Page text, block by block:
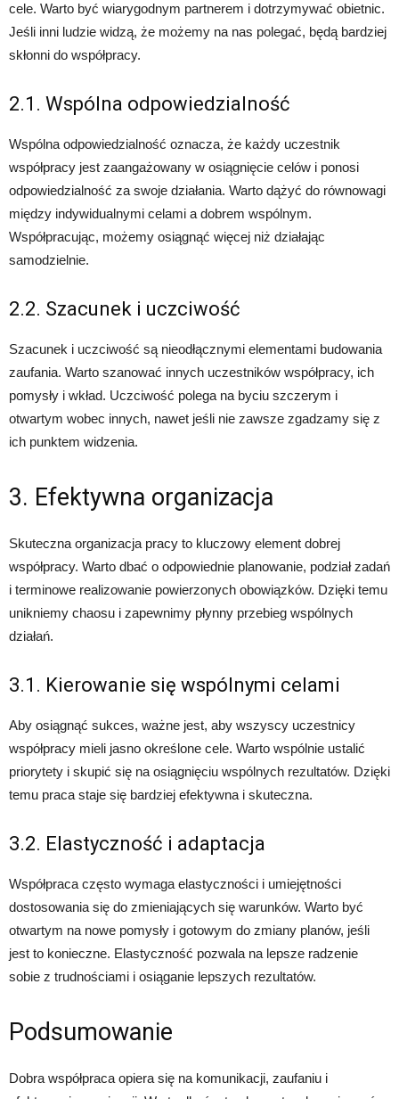
cele. Warto być wiarygodnym partnerem i dotrzymywać obietnic.
Jeśli inni ludzie widzą, że możemy na nas polegać, będą bardziej
skłonni do współpracy.
2.1. Wspólna odpowiedzialność
Wspólna odpowiedzialność oznacza, że każdy uczestnik
współpracy jest zaangażowany w osiągnięcie celów i ponosi
odpowiedzialność za swoje działania. Warto dążyć do równowagi
między indywidualnymi celami a dobrem wspólnym.
Współpracując, możemy osiągnąć więcej niż działając
samodzielnie.
2.2. Szacunek i uczciwość
Szacunek i uczciwość są nieodłącznymi elementami budowania
zaufania. Warto szanować innych uczestników współpracy, ich
pomysły i wkład. Uczciwość polega na byciu szczerym i
otwartym wobec innych, nawet jeśli nie zawsze zgadzamy się z
ich punktem widzenia.
3. Efektywna organizacja
Skuteczna organizacja pracy to kluczowy element dobrej
współpracy. Warto dbać o odpowiednie planowanie, podział zadań
i terminowe realizowanie powierzonych obowiązków. Dzięki temu
unikniemy chaosu i zapewnimy płynny przebieg wspólnych
działań.
3.1. Kierowanie się wspólnymi celami
Aby osiągnąć sukces, ważne jest, aby wszyscy uczestnicy
współpracy mieli jasno określone cele. Warto wspólnie ustalić
priorytety i skupić się na osiągnięciu wspólnych rezultatów. Dzięki
temu praca staje się bardziej efektywna i skuteczna.
3.2. Elastyczność i adaptacja
Współpraca często wymaga elastyczności i umiejętności
dostosowania się do zmieniających się warunków. Warto być
otwartym na nowe pomysły i gotowym do zmiany planów, jeśli
jest to konieczne. Elastyczność pozwala na lepsze radzenie
sobie z trudnościami i osiąganie lepszych rezultatów.
Podsumowanie
Dobra współpraca opiera się na komunikacji, zaufaniu i